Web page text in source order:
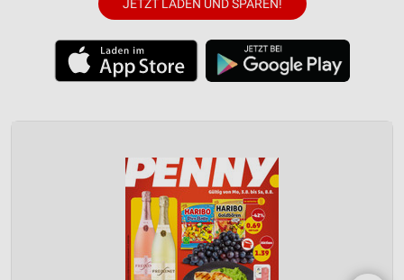
JETZT LADEN UND SPAREN!